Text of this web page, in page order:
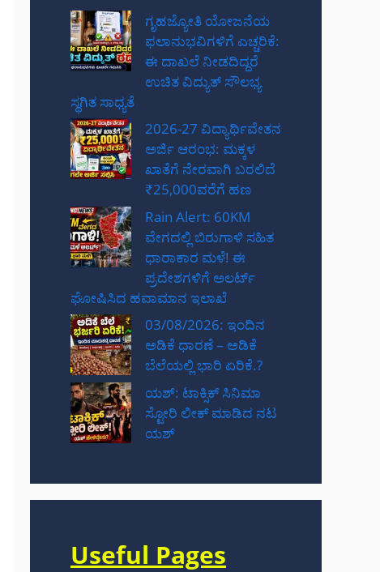
ಗೃಹಜ್ಯೋತಿ ಯೋಜನೆಯ
ಫಲಾನುಭವಿಗಳಿಗೆ ಎಚ್ಚರಿಕೆ:
ಈ ದಾಖಲೆ ನೀಡದಿದ್ದರೆ
ಉಚಿತ ವಿದ್ಯುತ್ ಸೌಲಭ್ಯ
ಸ್ಥಗಿತ ಸಾಧ್ಯತೆ
2026-27 ವಿದ್ಯಾರ್ಥಿವೇತನ
ಅರ್ಜಿ ಆರಂಭ: ಮಕ್ಕಳ
ಖಾತೆಗೆ ನೇರವಾಗಿ ಬರಲಿದೆ
₹25,000ವರೆಗೆ ಹಣ
Rain Alert: 60KM
ವೇಗದಲ್ಲಿ ಬಿರುಗಾಳಿ ಸಹಿತ
ಧಾರಾಕಾರ ಮಳೆ! ಈ
ಪ್ರದೇಶಗಳಿಗೆ ಅಲರ್ಟ್
ಘೋಷಿಸಿದ ಹವಾಮಾನ ಇಲಾಖೆ
03/08/2026: ಇಂದಿನ
ಅಡಿಕೆ ಧಾರಣೆ – ಅಡಿಕೆ
ಬೆಲೆಯಲ್ಲಿ ಭಾರಿ ಏರಿಕೆ.?
ಯಶ್: ಟಾಕ್ಸಿಕ್ ಸಿನಿಮಾ
ಸ್ಟೋರಿ ಲೀಕ್ ಮಾಡಿದ ನಟ‌
ಯಶ್
Useful Pages